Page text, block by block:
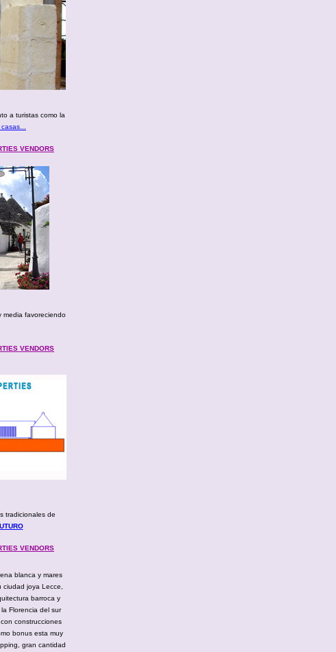
a turistas como la
VENDORS
media favoreciendo
VENDORS
tradicionales de
VENDORS
blanca y mares
joya Lecce,
barroca y
Florencia del sur
construcciones
bonus esta muy
gran cantidad